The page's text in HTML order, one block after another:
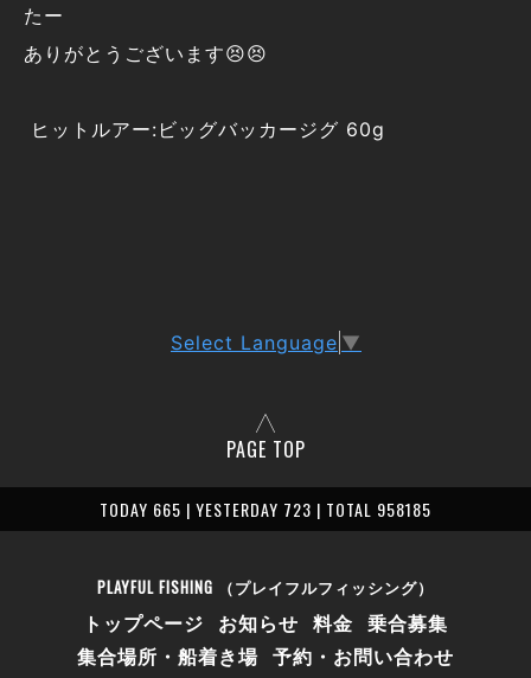
たー
ありがとうございます😣😣
ヒットルアー:ビッグバッカージグ 60g
Select Language ▼
PAGE TOP
TODAY 665 | YESTERDAY 723 | TOTAL 958185
PLAYFUL FISHING （プレイフルフィッシング）
トップページ お知らせ 料金 乗合募集
集合場所・船着き場 予約・お問い合わせ